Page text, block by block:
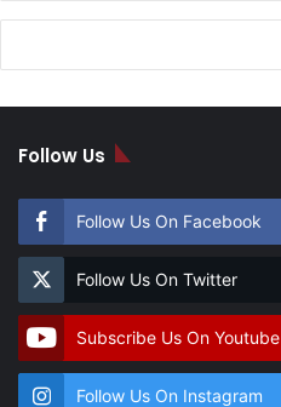
Follow Us
Follow Us On Facebook
Follow Us On Twitter
Subscribe Us On Youtube
Follow Us On Instagram